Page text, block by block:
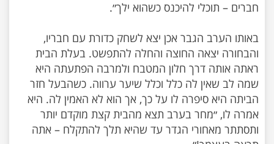
באותו הערב הגבר אכן יצא לשחק כדורת עם חבריו,
והבחורה יצאה החוצה והחלה להתפשט. בעלת הבית
ראתה אותה דרך חלון המטבח ולמרבה הפתעתה היא
שמה לב שאין לה כלל וכלל שיער ערווה. כשהבעל חזר
הביתה היא סיפרה לו על כך, אך הוא לא האמין לה. היא
אמרה לו, ״מחר בערב תצא מהבית קצת מוקדם יותר
ותסתתר מאחורי הגדר עד שהיא תלך להתקלח – אתה